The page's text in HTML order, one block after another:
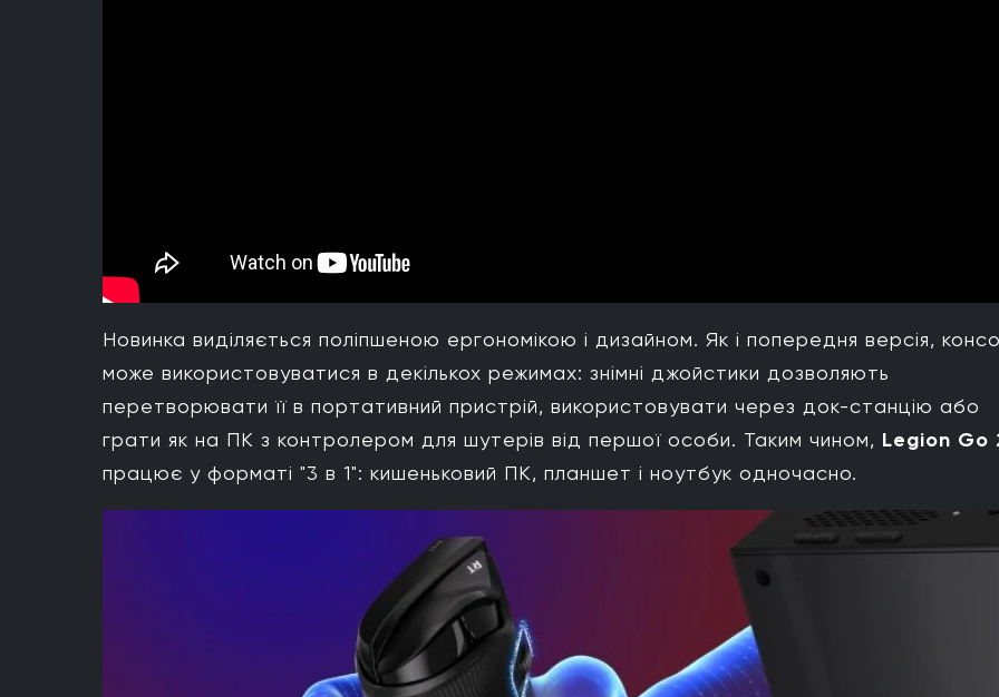
Новинка виділяється поліпшеною ергономікою і дизайном. Як і попередня версія,
може використовуватися в декількох режимах: знімні джойстики дозволяють
перетворювати її в портативний пристрій, використовувати через док-станцію або
грати як на ПК з контролером для шутерів від першої особи. Таким чином, Legion Go
працює у форматі "3 в 1": кишеньковий ПК, планшет і ноутбук одночасно.